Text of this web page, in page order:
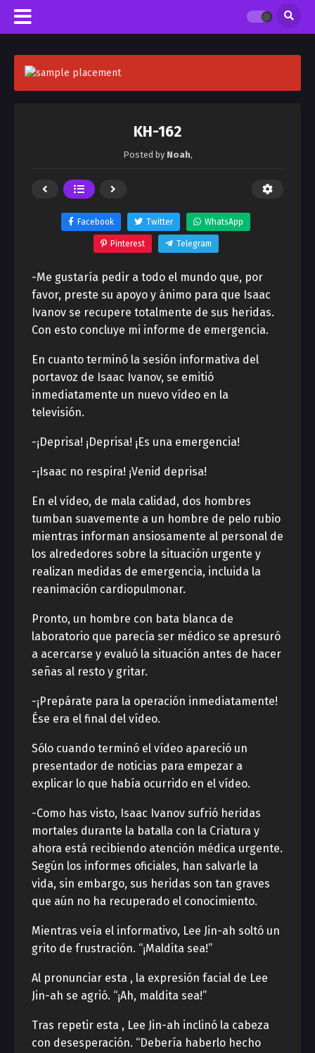
KH-162
Posted by Noah,
Facebook Twitter WhatsApp
Pinterest Telegram
-Me gustaría pedir a todo el mundo que, por
favor, preste su apoyo y ánimo para que Isaac
Ivanov se recupere totalmente de sus heridas.
Con esto concluye mi informe de emergencia.
En cuanto terminó la sesión informativa del
portavoz de Isaac Ivanov, se emitió
inmediatamente un nuevo vídeo en la
televisión.
-¡Deprisa! ¡Deprisa! ¡Es una emergencia!
-¡Isaac no respira! ¡Venid deprisa!
En el vídeo, de mala calidad, dos hombres
tumban suavemente a un hombre de pelo rubio
mientras informan ansiosamente al personal de
los alrededores sobre la situación urgente y
realizan medidas de emergencia, incluida la
reanimación cardiopulmonar.
Pronto, un hombre con bata blanca de
laboratorio que parecía ser médico se apresuró
a acercarse y evaluó la situación antes de hacer
señas al resto y gritar.
-¡Prepárate para la operación inmediatamente!
Ése era el final del vídeo.
Sólo cuando terminó el vídeo apareció un
presentador de noticias para empezar a
explicar lo que había ocurrido en el vídeo.
-Como has visto, Isaac Ivanov sufrió heridas
mortales durante la batalla con la Criatura y
ahora está recibiendo atención médica urgente.
Según los informes oficiales, han salvarle la
vida, sin embargo, sus heridas son tan graves
que aún no ha recuperado el conocimiento.
Mientras veía el informativo, Lee Jin-ah soltó un
grito de frustración. “¡Maldita sea!”
Al pronunciar esta , la expresión facial de Lee
Jin-ah se agrió. “¡Ah, maldita sea!”
Tras repetir esta , Lee Jin-ah inclinó la cabeza
con desesperación. “Debería haberlo hecho